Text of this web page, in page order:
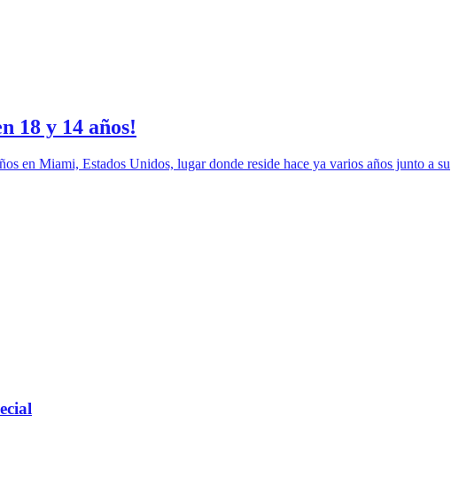
18 y 14 años!
en Miami, Estados Unidos, lugar donde reside hace ya varios años junto a su